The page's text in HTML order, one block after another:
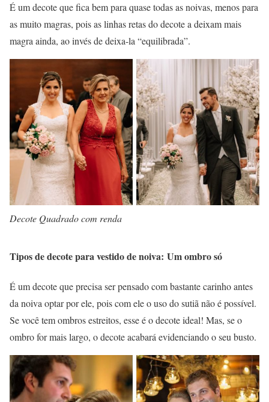
É um decote que fica bem para quase todas as noivas, menos para
as muito magras, pois as linhas retas do decote a deixam mais
magra ainda, ao invés de deixa-la “equilibrada”.
Decote Quadrado com renda
Tipos de decote para vestido de noiva: Um ombro só
É um decote que precisa ser pensado com bastante carinho antes
da noiva optar por ele, pois com ele o uso do sutiã não é possível.
Se você tem ombros estreitos, esse é o decote ideal! Mas, se o
ombro for mais largo, o decote acabará evidenciando o seu busto.